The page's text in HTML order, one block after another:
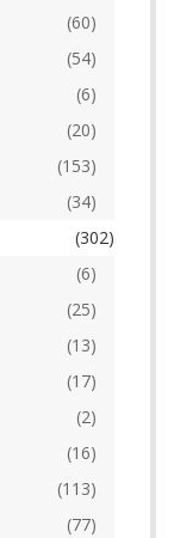
60
54
6
20
153
34
302
6
25
13
17
2
16
113
77